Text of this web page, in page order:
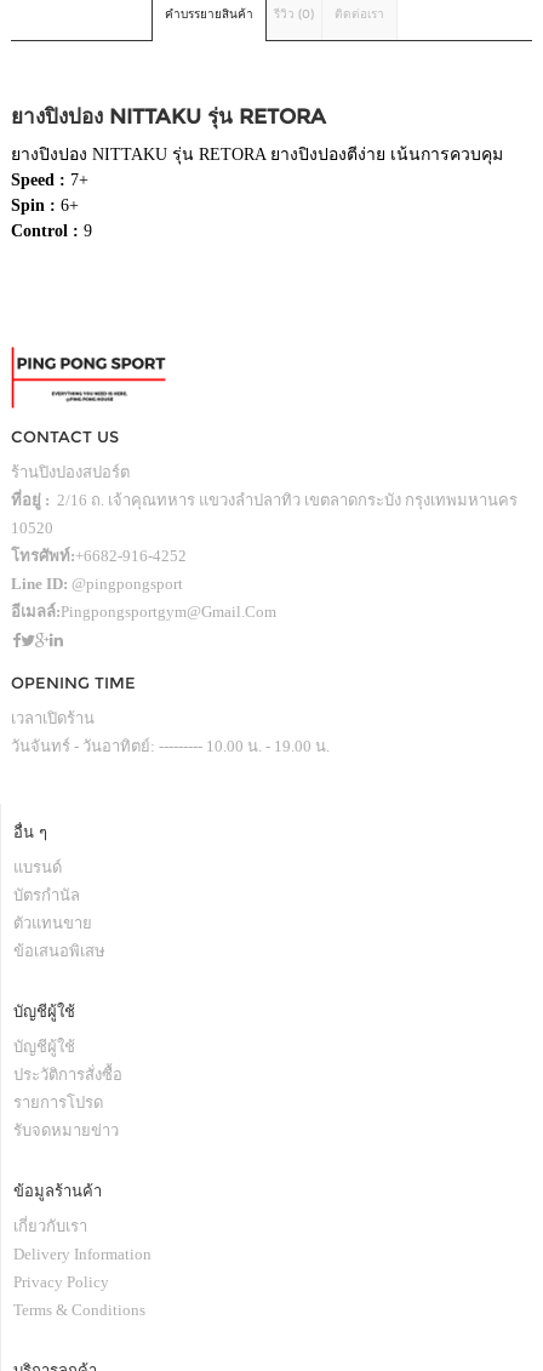
คำบรรยายสินค้า รีวิว (0) ติดต่อเรา
ยางปิงปอง NITTAKU รุ่น RETORA
ยางปิงปอง NITTAKU รุ่น RETORA ยางปิงปองตีง่าย เน้นการควบคุม
Speed : 7+
Spin : 6+
Control : 9
CONTACT US
ร้านปิงปองสปอร์ต
ที่อยู่ : 2/16 ถ. เจ้าคุณทหาร แขวงลำปลาทิว เขตลาดกระบัง กรุงเทพมหานคร
10520
โทรศัพท์:+6682-916-4252
Line ID: @pingpongsport
อีเมลล์:Pingpongsportgym@gmail.com
OPENING TIME
เวลาเปิดร้าน
วันจันทร์ - วันอาทิตย์: --------- 10.00 น. - 19.00 น.
อื่น ๆ
แบรนด์
บัตรกำนัล
ตัวแทนขาย
ข้อเสนอพิเสษ
บัญชีผู้ใช้
บัญชีผู้ใช้
ประวัติการสั่งซื้อ
รายการโปรด
รับจดหมายข่าว
ข้อมูลร้านค้า
เกี่ยวกับเรา
Delivery Information
Privacy Policy
Terms & Conditions